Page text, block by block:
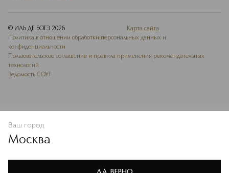
Политике конфиденциальности
В КОРЗИНУ
© ИЛЬ ДЕ БОТЭ 2026
Карта сайта
Политика в отношении обработки персональных данных и
конфиденциальности
Пользовательское соглашение и правила применения рекомендательных
технологий
Ведомость СОУТ
Ваш город
Москва